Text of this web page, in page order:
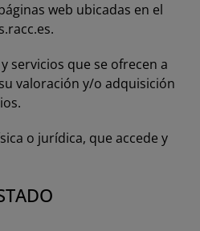
web ubicadas en el
.
servicios que se ofrecen a
valoración y/o adquisición
o jurídica, que accede y